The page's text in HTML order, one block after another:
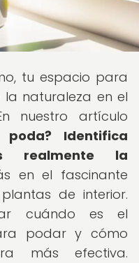
tu espacio para
la naturaleza en el
nuestro artículo
Identifica
realmente la
en el fascinante
de interior.
cuándo es el
podar y cómo
más efectiva.